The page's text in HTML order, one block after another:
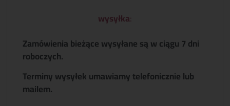
wysyłka:
Zamówienia bieżące wysyłane są w ciągu 7 dni
roboczych.
Terminy wysyłek umawiamy telefonicznie lub
mailem.